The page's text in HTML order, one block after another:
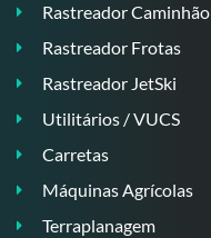
Rastreador Caminhão
Rastreador Frotas
Rastreador JetSki
Utilitários / VUCS
Carretas
Máquinas Agrícolas
Terraplanagem